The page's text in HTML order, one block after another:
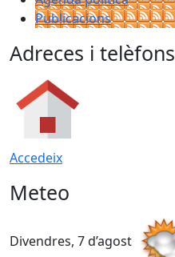
Publicacions
Adreces i telèfons
Accedeix
Meteo
Divendres, 7 d’agost